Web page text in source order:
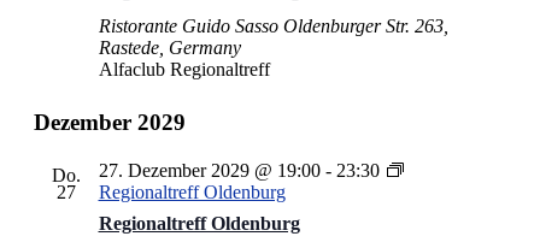
Ristorante Guido Sasso Oldenburger Str. 263,
Rastede, Germany
Alfaclub Regionaltreff
Dezember 2029
Do.
27
Regionaltreff Oldenburg
27. Dezember 2029 @ 19:00- 23:30
Regionaltreff Oldenburg